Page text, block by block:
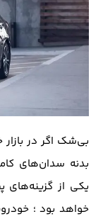
بی‌شک اگر در
بدنه سدان‌های
یکی از
خواهد بود ؛